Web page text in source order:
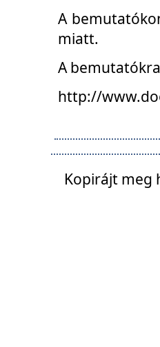
A
miatt.
A
http://
Kopirájt meg